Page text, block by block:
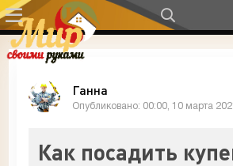
Ганна
Опубликовано: 00:00, 10 марта
Как посадить